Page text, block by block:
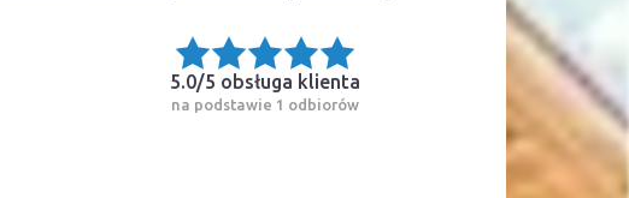
5.0/5 obsługa klienta
na podstawie 1 odbiorów